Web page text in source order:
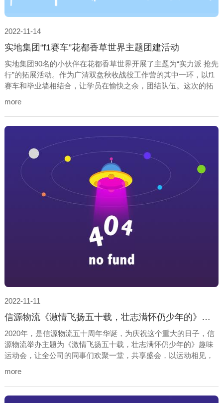
2022-11-14
实地集团“f1赛车”花都香草世界主题团建活动
实地集团90名的小伙伴在花都香草世界开展了主题为“实力派 抢先
行”的拓展活动。作为广清双盘秋收战役工作营的其中一环，以f1
赛车和毕业墙相结合，让学员在愉快之余，团结队伍。这次的拓
more
2022-11-11
信源物流《激情飞扬五十载，壮志满怀仍少年的》趣味运动会
2020年，是信源物流五十周年华诞，为庆祝这个重大的日子，信
源物流举办主题为《激情飞扬五十载，壮志满怀仍少年的》趣味
运动会，让全公司的同事们欢聚一堂，共享盛会，以运动相见，
的良好默契与凝聚力；展示信源关注员工身心健康、关爱员工的
凯发平台的文化，对外展示信源健康，阳光，拼搏的良好企业形
more